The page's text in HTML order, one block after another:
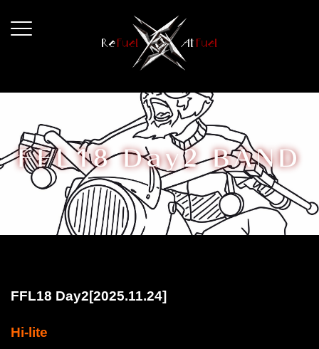
ン
ッ FFL18 Day2 BAND
FFL18 Day2[2025.11.24]
Hi-lite